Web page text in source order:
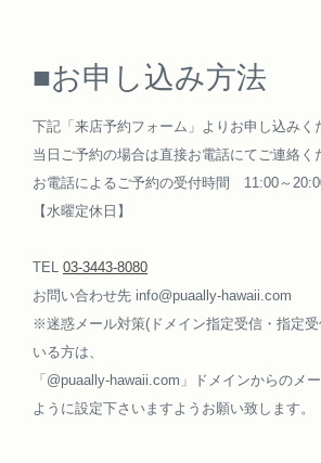
■お申し込み方法
下記「来店予約フォーム」よりお申し込みく
当日ご予約の場合は直接お電話にてご連絡く
お電話によるご予約の受付時間 11:00～
【水曜定休日】
TEL 03-3443-8080
お問い合わせ先 info@puaally-hawaii.com
※迷惑メール対策(ドメイン指定受信・指定
いる方は、
「@puaally-hawaii.com」ドメインからのメ
ように設定下さいますようお願い致します。